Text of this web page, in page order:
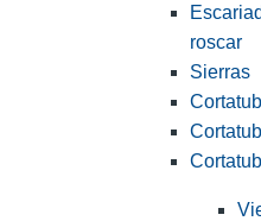
roscar
Sierras